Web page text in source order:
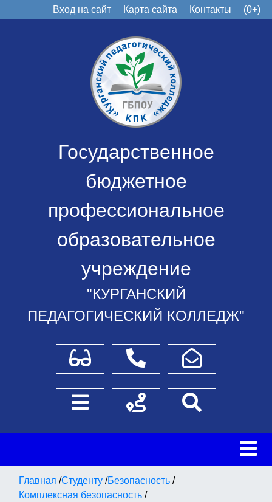
Вход на сайт Карта сайта Контакты (0+)
Государственное
бюджетное
профессиональное
образовательное
учреждение
"КУРГАНСКИЙ
ПЕДАГОГИЧЕСКИЙ КОЛЛЕДЖ"
Для слабовидящихТелефоныНаписать обращение
Боковое менюСхема проезда
Главная /Студенту /Безопасность /
Комплексная безопасность /